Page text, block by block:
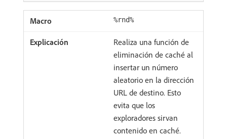
%rnd%
Realiza una función de
eliminación de caché al
insertar un número
aleatorio en la dirección
URL de destino. Esto
evita que los
exploradores sirvan
contenido en caché.